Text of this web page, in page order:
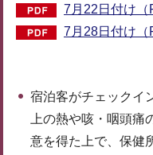
7月22日付け（
7月28日付け（
宿泊客がチェックイ
上の熱や咳・咽頭痛
意を得た上で、保健